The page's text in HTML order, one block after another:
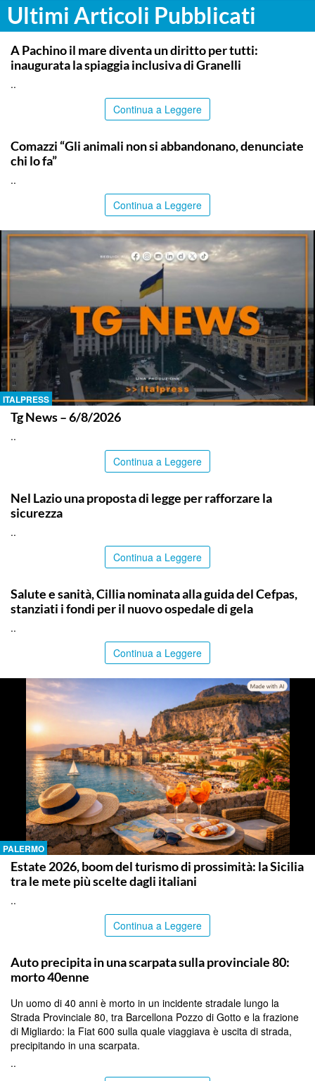
Ultimi Articoli Pubblicati
SIRACUSA
A Pachino il mare diventa un diritto per tutti:
inaugurata la spiaggia inclusiva di Granelli
..
Continua a Leggere
Comazzi “Gli animali non si abbandonano, denunciate
chi lo fa”
..
Continua a Leggere
ITALPRESS
Tg News – 6/8/2026
..
Continua a Leggere
Nel Lazio una proposta di legge per rafforzare la
sicurezza
..
Continua a Leggere
Salute e sanità, Cillia nominata alla guida del Cefpas,
stanziati i fondi per il nuovo ospedale di gela
..
Continua a Leggere
PALERMO
Estate 2026, boom del turismo di prossimità: la Sicilia
tra le mete più scelte dagli italiani
..
Continua a Leggere
Auto precipita in una scarpata sulla provinciale 80:
morto 40enne
Un uomo di 40 anni è morto in un incidente stradale lungo la
Strada Provinciale 80, tra Barcellona Pozzo di Gotto e la frazione
di Migliardo: la Fiat 600 sulla quale viaggiava è uscita di strada,
precipitando in una scarpata.
..